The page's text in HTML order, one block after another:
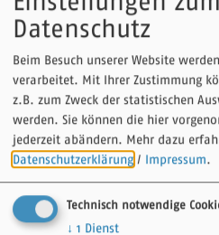
Etappen
Datenschutz
Beim Besuch unserer Website
verarbeitet. Mit Ihrer Zustimmung
z.B. zum Zweck der statistischen
werden. Sie können die hier
jederzeit abändern. Mehr dazu
Datenschutzerklärung / Impressum.
Technisch notwendige
↓ 1 Dienst